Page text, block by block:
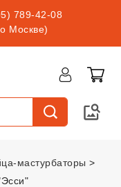
789-42-08
Москве)
мастурбаторы